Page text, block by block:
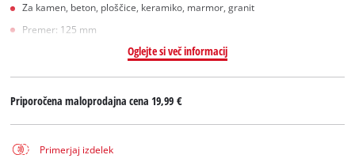
Za kamen, beton, ploščice, keramiko, marmor, granit
Premer: 125 mm
Oglejte si več informacij
Priporočena maloprodajna cena19,99 €
Primerjaj izdelek